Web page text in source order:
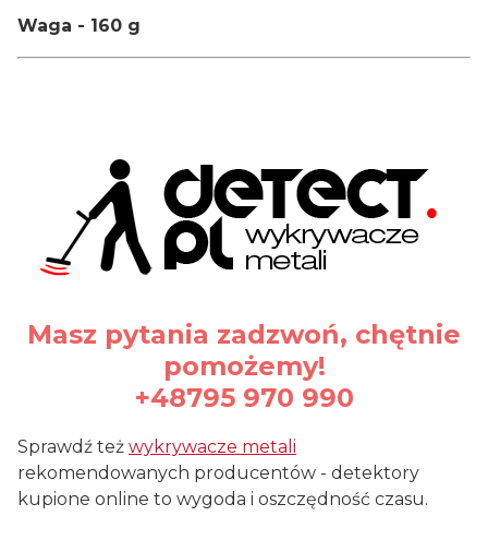
Waga - 160 g
Masz pytania zadzwoń, chętnie
pomożemy!
+48795 970 990
Sprawdź też wykrywacze metali
rekomendowanych producentów - detektory
kupione online to wygoda i oszczędność czasu.